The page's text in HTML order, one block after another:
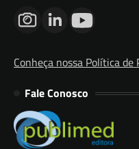
Conheça nossa Política de
Fale Conosco